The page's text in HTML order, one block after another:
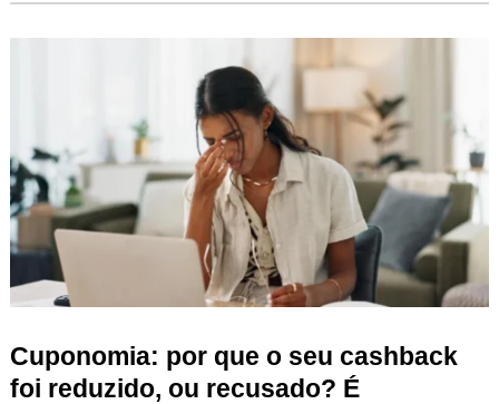
Cuponomia: por que o seu cashback
foi reduzido, ou recusado? É